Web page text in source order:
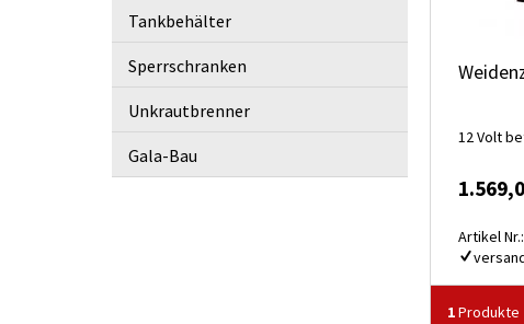
Tankbehälter
Sperrschranken
Unkrautbrenner
Gala-Bau
12 Volt
Artikel
1Produkte